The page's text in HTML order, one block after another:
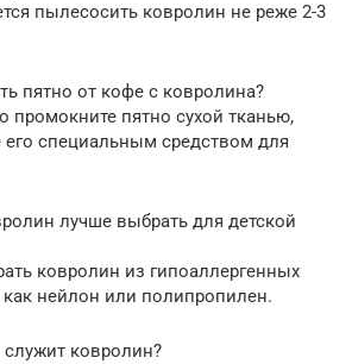
пылесосить ковролин не реже 2-3
пятно от кофе с ковролина?
промокните пятно сухой тканью,
его специальным средством для
лучше выбрать для детской
ковролин из гипоаллергенных
как нейлон или полипропилен.
ковролин?